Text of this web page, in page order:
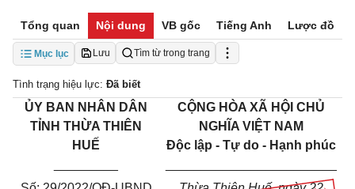
Tổng quan Nội dung VB gốc Tiếng Anh Lược đồ
Mục lục Lưu Tìm từ trong trang
Tình trạng hiệu lực: Đã biết
ỦY BAN NHÂN DÂN
TỈNH THỪA THIÊN
HUẾ
CỘNG HÒA XÃ HỘI CHỦ
NGHĨA VIỆT NAM
Độc lập - Tự do - Hạnh phúc